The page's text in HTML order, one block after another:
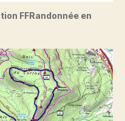
FFRandonnée en